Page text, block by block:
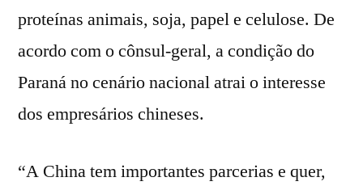
proteínas animais, soja, papel e celulose. De
acordo com o cônsul-geral, a condição do
Paraná no cenário nacional atrai o interesse
dos empresários chineses.
“A China tem importantes parcerias e quer,